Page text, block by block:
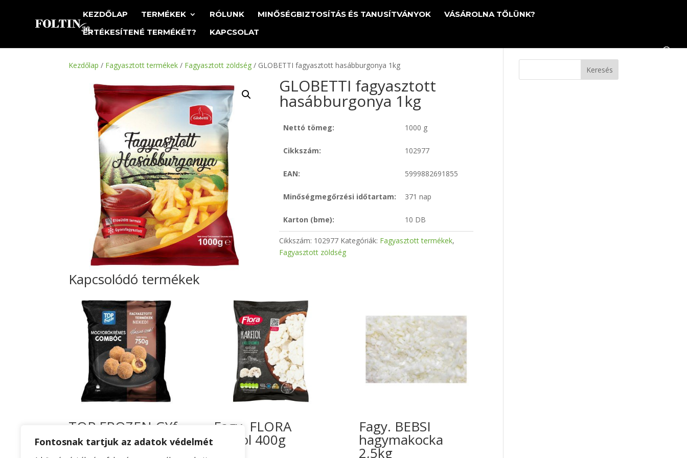
Fontosnak tartjuk az adatok védelmét
KEZDŐLAP TERMÉKEK RÓLUNK MINŐSÉGBIZTOSÍTÁS ÉS TANUSÍTVÁNYOK
VÁSÁROLNA TŐLÜNK?
ÉRTÉKESÍTENÉ TERMÉKÉT?
KAPCSOLAT
Kezdőlap / Fagyasztott termékek / Fagyasztott zöldség / GLOBETTI fagyasztott hasábburgonya 1kg
GLOBETTI fagyasztott
hasábburgonya 1kg
Nettó tömeg: 1000 g
Cikkszám: 102977
EAN: 5999882691855
Minőségmegőrzési időtartam: 371 nap
Karton (bme): 10 DB
Cikkszám: 102977 Kategóriák: Fagyasztott termékek,
Fagyasztott zöldség
Kapcsolódó termékek
TOP FROZEN GYf
mogyorókrémes
gombóc 750g
Fagy. FLORA
karfiol 400g
Fagy. BEBSI
hagymakocka
2,5kg
Keresés